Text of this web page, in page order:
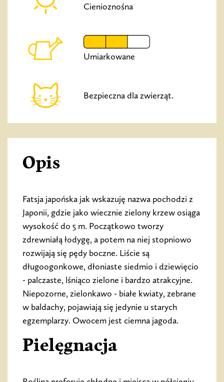
Cienioznośna
Umiarkowane
Bezpieczna dla zwierząt.
Opis
Fatsja japońska jak wskazuję nazwa pochodzi z
Japonii, gdzie jako wiecznie zielony krzew osiąga
wysokość do 5 m. Początkowo tworzy
zdrewniałą łodygę, a potem na niej stopniowo
rozwijają się pędy boczne. Liście są
długoogonkowe, dłoniaste siedmio i dziewięcio
- palczaste, lśniąco zielone i bardzo atrakcyjne.
Niepozorne, zielonkawo - białe kwiaty, zebrane
w baldachy, pojawiają się jedynie u starych
egzemplarzy. Owocem jest ciemna jagoda.
Pielęgnacja